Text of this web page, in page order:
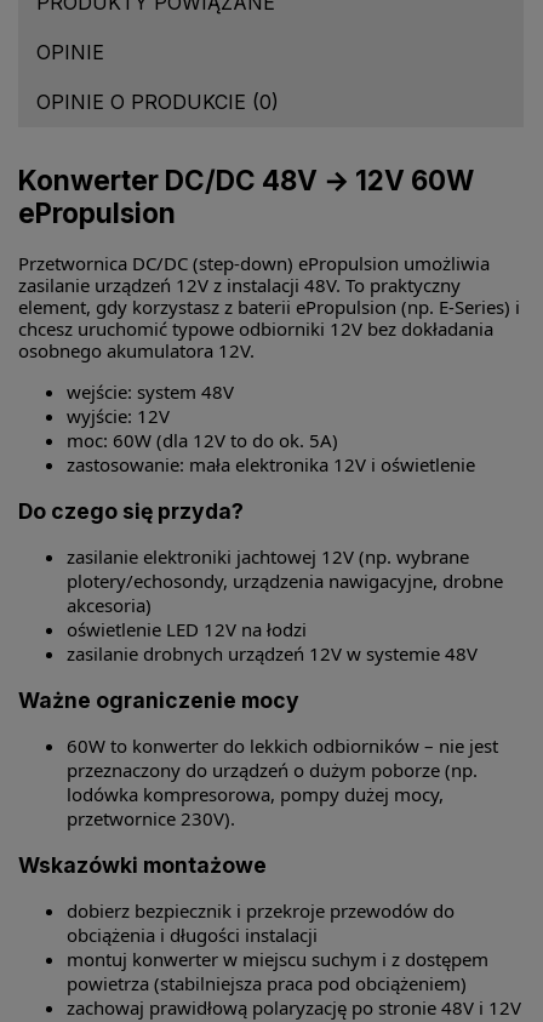
OPINIE
OPINIE O PRODUKCIE (0)
Konwerter DC/DC 48V → 12V 60W
ePropulsion
Przetwornica DC/DC (step-down) ePropulsion umożliwia
zasilanie urządzeń 12V z instalacji 48V. To praktyczny
element, gdy korzystasz z baterii ePropulsion (np. E-Series) i
chcesz uruchomić typowe odbiorniki 12V bez dokładania
osobnego akumulatora 12V.
wejście: system 48V
wyjście: 12V
moc: 60W (dla 12V to do ok. 5A)
zastosowanie: mała elektronika 12V i oświetlenie
Do czego się przyda?
zasilanie elektroniki jachtowej 12V (np. wybrane
plotery/echosondy, urządzenia nawigacyjne, drobne
akcesoria)
oświetlenie LED 12V na łodzi
zasilanie drobnych urządzeń 12V w systemie 48V
Ważne ograniczenie mocy
60W to konwerter do lekkich odbiorników – nie jest
przeznaczony do urządzeń o dużym poborze (np.
lodówka kompresorowa, pompy dużej mocy,
przetwornice 230V).
Wskazówki montażowe
dobierz bezpiecznik i przekroje przewodów do
obciążenia i długości instalacji
montuj konwerter w miejscu suchym i z dostępem
powietrza (stabilniejsza praca pod obciążeniem)
zachowaj prawidłową polaryzację po stronie 48V i 12V